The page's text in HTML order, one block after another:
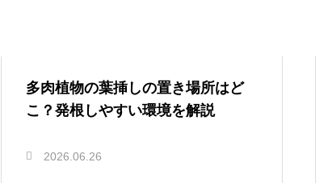
多肉植物の葉挿しの置き場所はど
こ？発根しやすい環境を解説
2026.06.26